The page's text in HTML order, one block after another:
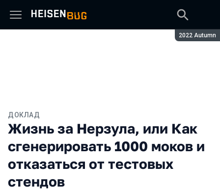
Сезон:
2022 Autumn
ДОКЛАД
Жизнь за Нерзула, или Как
сгенерировать 1000 моков и
отказаться от тестовых
стендов